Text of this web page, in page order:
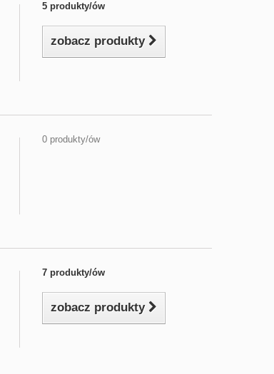
5 produkty/ów
zobacz produkty
0 produkty/ów
7 produkty/ów
zobacz produkty